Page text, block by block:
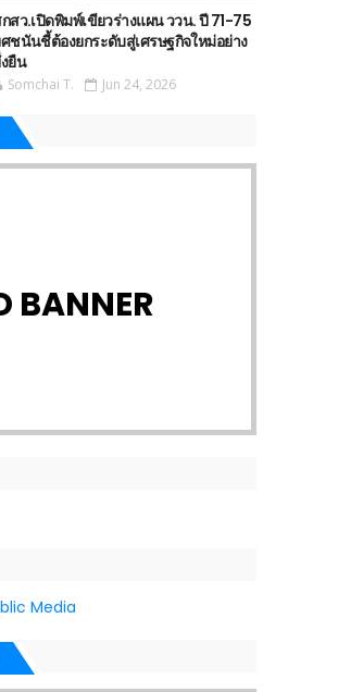
สว.เปิดพิมพ์เขียวร่างแผน ววน. ปี 71-75
ชนันชี้ต้องยกระดับสู่เศรษฐกิจใหม่อย่าง
ยืน
Somchai T. Jun 24, 2026
BANNER
Media